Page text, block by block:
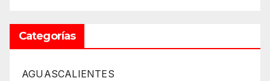
Categorías
AGUASCALIENTES